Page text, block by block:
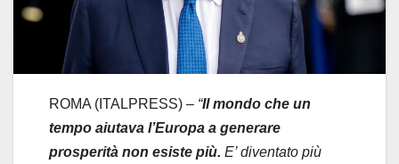
ROMA (ITALPRESS) – “Il mondo che un
tempo aiutava l’Europa a generare
prosperità non esiste più. E’ diventato più